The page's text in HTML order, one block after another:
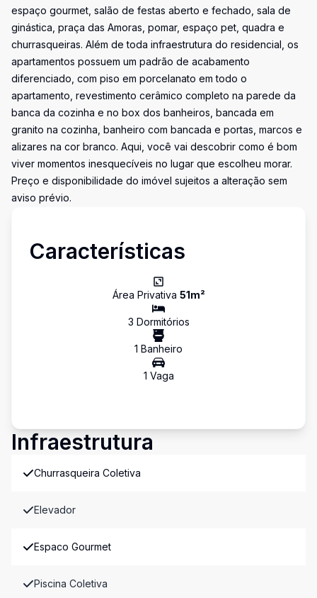
espaço gourmet, salão de festas aberto e fechado, sala de
ginástica, praça das Amoras, pomar, espaço pet, quadra e
churrasqueiras. Além de toda infraestrutura do residencial, os
apartamentos possuem um padrão de acabamento
diferenciado, com piso em porcelanato em todo o
apartamento, revestimento cerâmico completo na parede da
banca da cozinha e no box dos banheiros, bancada em
granito na cozinha, banheiro com bancada e portas, marcos e
alizares na cor branco. Aqui, você vai descobrir como é bom
viver momentos inesquecíveis no lugar que escolheu morar.
Preço e disponibilidade do imóvel sujeitos a alteração sem
aviso prévio.
Características
Área Privativa 51m²
3 Dormitórios
1 Banheiro
1 Vaga
Infraestrutura
Churrasqueira Coletiva
Elevador
Espaco Gourmet
Piscina Coletiva